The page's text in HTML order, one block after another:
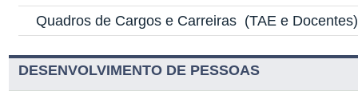
Quadros de Cargos e Carreiras (TAE e Docentes)
DESENVOLVIMENTO DE PESSOAS